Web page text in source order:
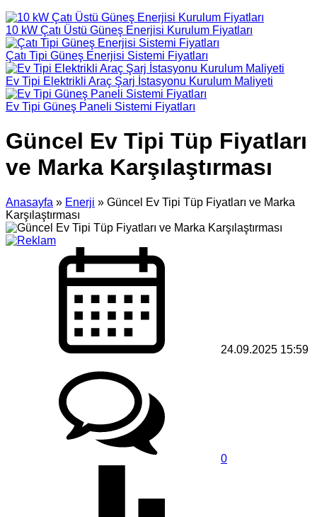
10 kW Çatı Üstü Güneş Enerjisi Kurulum Fiyatları
Çatı Tipi Güneş Enerjisi Sistemi Fiyatları
Ev Tipi Elektrikli Araç Şarj İstasyonu Kurulum Maliyeti
Ev Tipi Güneş Paneli Sistemi Fiyatları
Güncel Ev Tipi Tüp Fiyatları
ve Marka Karşılaştırması
Anasayfa » Enerji » Güncel Ev Tipi Tüp Fiyatları ve Marka
Karşılaştırması
24.09.2025 15:59
0